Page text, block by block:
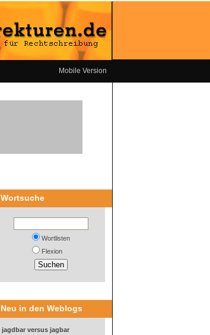
Mobile Version
Wortsuche
Wortlisten
Flexion
Neu in den Weblogs
jagdbar versus jagbar